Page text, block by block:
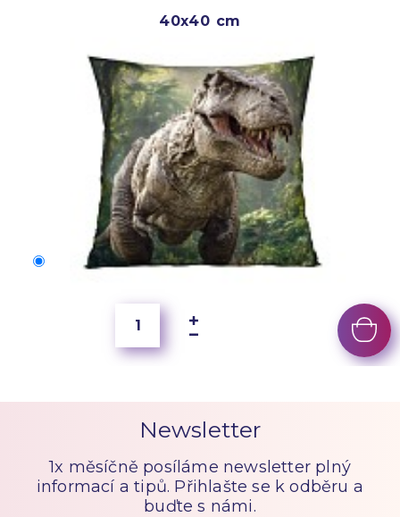
40x40 cm
40x40 cm
Newsletter
1x měsíčně posíláme newsletter plný
informací a tipů. Přihlašte se k odběru a
buďte s námi.